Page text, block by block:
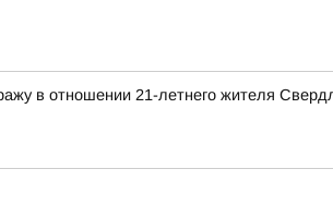
в отношении 21-летнего жителя